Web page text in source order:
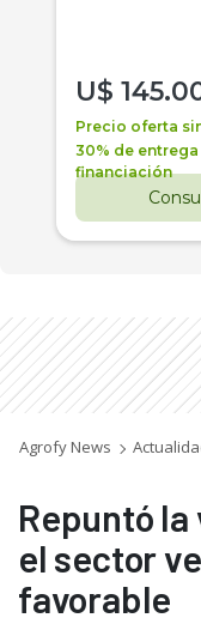
U$
Precio oferta
30% de entrega
financiación
Agrofy News
Repuntó la
el sector
favorable